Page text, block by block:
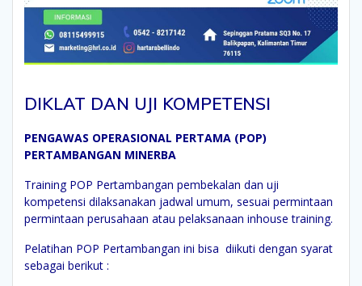
DIKLAT DAN UJI KOMPETENSI
PENGAWAS OPERASIONAL PERTAMA (POP)
PERTAMBANGAN MINERBA
Training POP Pertambangan pembekalan dan uji
kompetensi dilaksanakan jadwal umum, sesuai permintaan
permintaan perusahaan atau pelaksanaan inhouse training.
Pelatihan POP Pertambangan ini bisa diikuti dengan syarat
sebagai berikut :